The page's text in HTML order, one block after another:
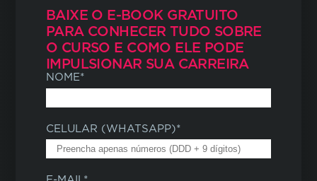
Nano Courses
Saiba mais
Mensalidade
R$ 2.330,00*
Consulte condições
BAIXE O E-BOOK GRATUITO
PARA CONHECER TUDO SOBRE
O CURSO E COMO ELE PODE
IMPULSIONAR SUA CARREIRA
NOME*
CELULAR (WHATSAPP)*